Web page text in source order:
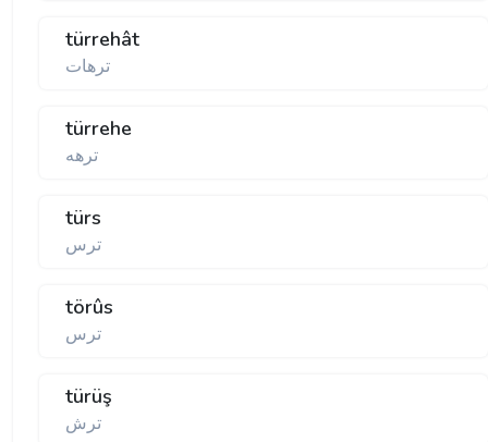
türrehât
ترهات
türrehe
ترهه
türs
ترس
törûs
ترس
türüş
ترش